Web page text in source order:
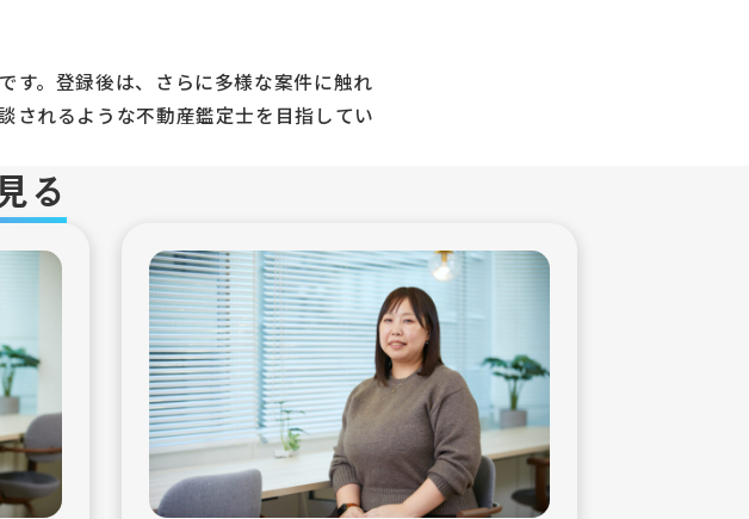
す。登録後は、さらに多様な案件に触れ
されるような不動産鑑定士を目指してい
る